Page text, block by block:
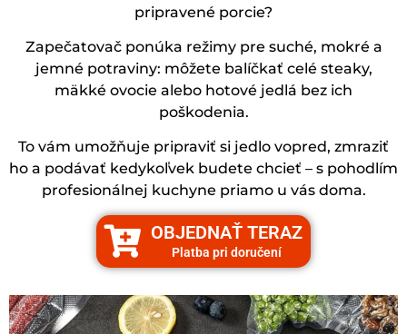
pripravené porcie?
Zapečatovač ponúka režimy pre suché, mokré a
jemné potraviny: môžete balíčkať celé steaky,
mäkké ovocie alebo hotové jedlá bez ich
poškodenia.
To vám umožňuje pripraviť si jedlo vopred, zmraziť
ho a podávať kedykoľvek budete chcieť – s pohodlím
profesionálnej kuchyne priamo u vás doma.
OBJEDNAŤ TERAZ
Platba pri doručení